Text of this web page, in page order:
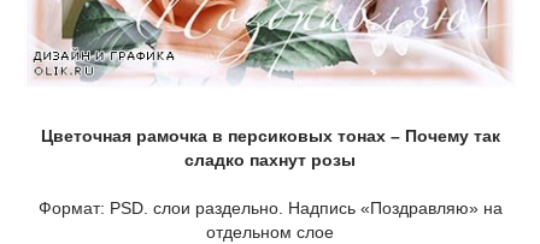
Цветочная рамочка в персиковых тонах – Почему так
сладко пахнут розы
Формат: PSD. слои раздельно. Надпись «Поздравляю» на
отдельном слое